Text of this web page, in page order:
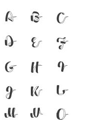
A B C
D E F
G H I
J K L
M N O